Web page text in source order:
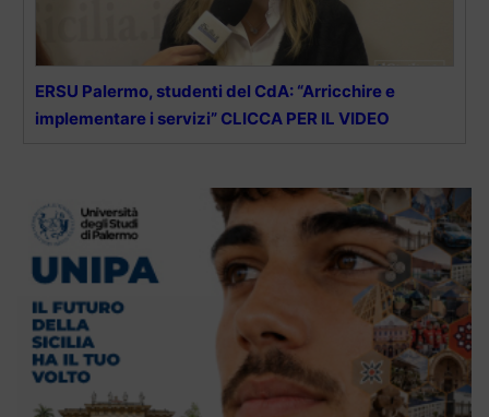
ERSU Palermo, studenti del CdA: “Arricchire e
implementare i servizi” CLICCA PER IL VIDEO